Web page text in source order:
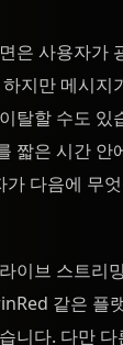
은 사용자가
지만 메시지
탈할 수도 있
짧은 시간 안
다음에 무
이브 스트리
같은 플
니다. 다만